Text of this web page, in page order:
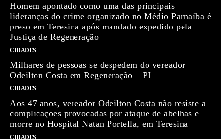
Homem apontado como uma das principais
lideranças do crime organizado no Médio Parnaíba é
preso em Teresina após mandado expedido pela
Justiça de Regeneração
CIDADES
Milhares de pessoas se despedem do vereador
Odeilton Costa em Regeneração – PI
CIDADES
Aos 47 anos, vereador Odeilton Costa não resiste a
complicações provocadas por ataque de abelhas e
morre no Hospital Natan Portella, em Teresina
CIDADES